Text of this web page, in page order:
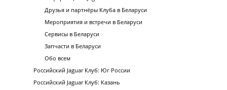
Друзья и партнёры Клуба в Беларуси
Мероприятия и встречи в Беларуси
Сервисы в Беларуси
Запчасти в Беларуси
Обо всем
Российский Jaguar Клуб: Юг России
Российский Jaguar Клуб: Казань